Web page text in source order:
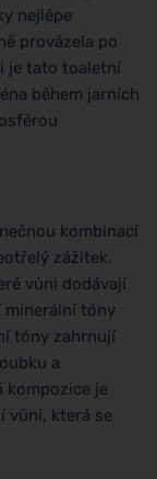
nejlépe
provázela po
je tato toaletní
během jarních
kombinací
zážitek.
vůni dodávají
minerální tóny
tóny zahrnují
a
kompozice je
vůni, která se